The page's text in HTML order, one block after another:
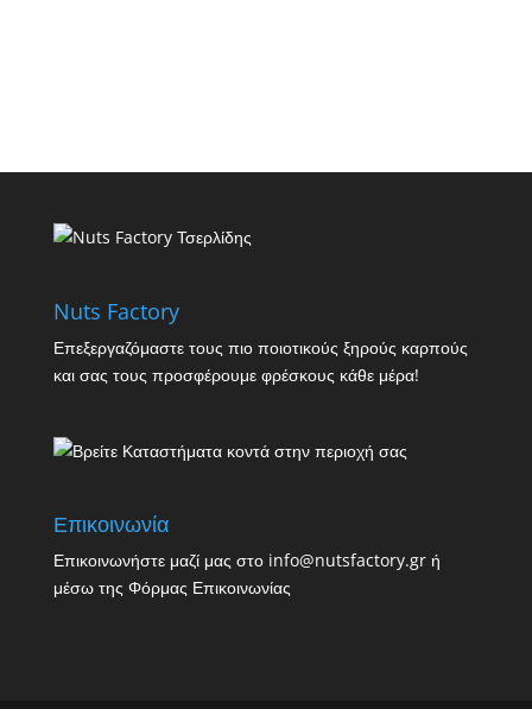
Nuts Factory
Επεξεργαζόμαστε τους πιο ποιοτικούς ξηρούς καρπούς
και σας τους προσφέρουμε φρέσκους κάθε μέρα!
Επικοινωνία
Επικοινωνήστε μαζί μας στο info@nutsfactory.gr ή
μέσω της Φόρμας Επικοινωνίας